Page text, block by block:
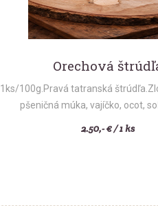
Orechová
1ks/100g.Pravá tatranská
pšeničná múka, vajíčko, ocot, soľ,
2.50,- € / 1 ks